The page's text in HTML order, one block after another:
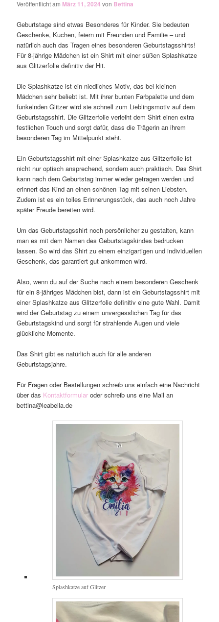
Veröffentlicht am März 11, 2024 von Bettina
Geburtstage sind etwas Besonderes für Kinder. Sie bedeuten
Geschenke, Kuchen, feiern mit Freunden und Familie – und
natürlich auch das Tragen eines besonderen Geburtstagsshirts!
Für 8-jährige Mädchen ist ein Shirt mit einer süßen Splashkatze
aus Glitzerfolie definitiv der Hit.
Die Splashkatze ist ein niedliches Motiv, das bei kleinen
Mädchen sehr beliebt ist. Mit ihrer bunten Farbpalette und dem
funkelnden Glitzer wird sie schnell zum Lieblingsmotiv auf dem
Geburtstagsshirt. Die Glitzerfolie verleiht dem Shirt einen extra
festlichen Touch und sorgt dafür, dass die Trägerin an ihrem
besonderen Tag im Mittelpunkt steht.
Ein Geburtstagsshirt mit einer Splashkatze aus Glitzerfolie ist
nicht nur optisch ansprechend, sondern auch praktisch. Das Shirt
kann nach dem Geburtstag immer wieder getragen werden und
erinnert das Kind an einen schönen Tag mit seinen Liebsten.
Zudem ist es ein tolles Erinnerungsstück, das auch noch Jahre
später Freude bereiten wird.
Um das Geburtstagsshirt noch persönlicher zu gestalten, kann
man es mit dem Namen des Geburtstagskindes bedrucken
lassen. So wird das Shirt zu einem einzigartigen und individuellen
Geschenk, das garantiert gut ankommen wird.
Also, wenn du auf der Suche nach einem besonderen Geschenk
für ein 8-jähriges Mädchen bist, dann ist ein Geburtstagsshirt mit
einer Splashkatze aus Glitzerfolie definitiv eine gute Wahl. Damit
wird der Geburtstag zu einem unvergesslichen Tag für das
Geburtstagskind und sorgt für strahlende Augen und viele
glückliche Momente.
Das Shirt gibt es natürlich auch für alle anderen
Geburtstagsjahre.
Für Fragen oder Bestellungen schreib uns einfach eine Nachricht
über das Kontaktformular oder schreib uns eine Mail an
bettina@leabella.de
Splashkatze auf Glitzer